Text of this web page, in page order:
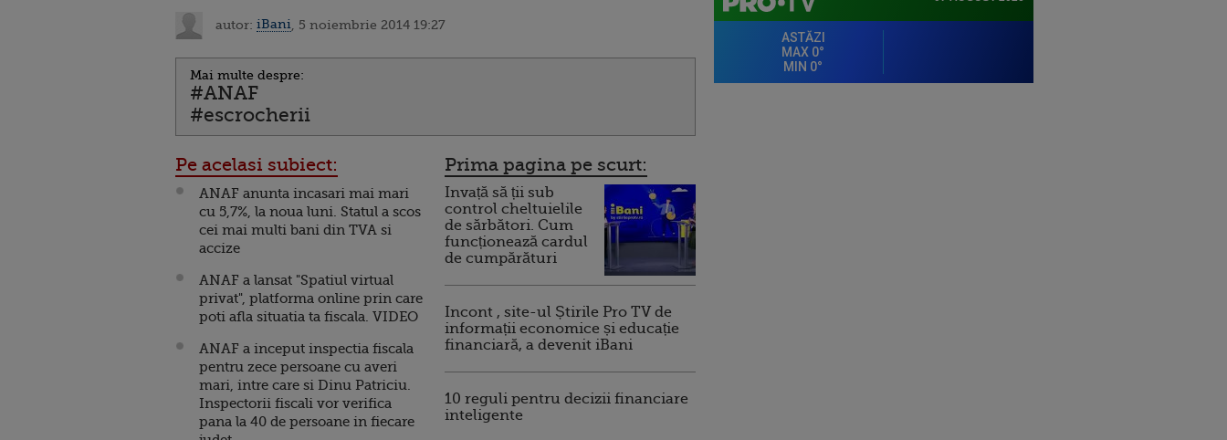
autor: iBani , 5 noiembrie 2014 19:27
Mai multe despre:
#ANAF
#escrocherii
Pe acelasi subiect:
ANAF anunta incasari mai mari
cu 5,7%, la noua luni. Statul a scos
cei mai multi bani din TVA si
accize
ANAF a lansat "Spatiul virtual
privat", platforma online prin care
poti afla situatia ta fiscala. VIDEO
ANAF a inceput inspectia fiscala
pentru zece persoane cu averi
mari, intre care si Dinu Patriciu.
Inspectorii fiscali vor verifica
pana la 40 de persoane in fiecare
Prima pagina pe scurt:
Invață să ții sub
control cheltuielile
de sărbători. Cum
funcționează cardul
de cumpărături
Incont , site-ul Știrile Pro TV de
informații economice și educație
financiară, a devenit iBani
10 reguli pentru decizii financiare
inteligente